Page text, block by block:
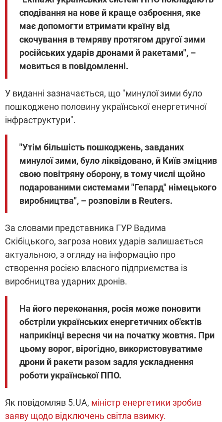
сподівання на нове й краще озброєння, яке
має допомогти втримати країну від
скочування в темряву протягом другої зими
російських ударів дронами й ракетами", –
мовиться в повідомленні.
У виданні зазначається, що "минулої зими було
пошкоджено половину української енергетичної
інфраструктури".
"Утім більшість пошкоджень, завданих
минулої зими, було ліквідовано, й Київ зміцнив
свою повітряну оборону, в тому числі щойно
подарованими системами "Гепард" німецького
виробництва", – розповіли в Reuters.
За словами представника ГУР Вадима
Скібіцького, загроза нових ударів залишається
актуальною, з огляду на інформацію про
створення росією власного підприємства із
виробництва ударних дронів.
На його переконання, росія може поновити
обстріли українських енергетичних об'єктів
наприкінці вересня чи на початку жовтня. При
цьому ворог, вірогідно, використовуватиме
дрони й ракети разом задля ускладнення
роботи української ППО.
Як повідомляв 5.UA, міністр енергетики зробив
заяву щодо відключень світла взимку.